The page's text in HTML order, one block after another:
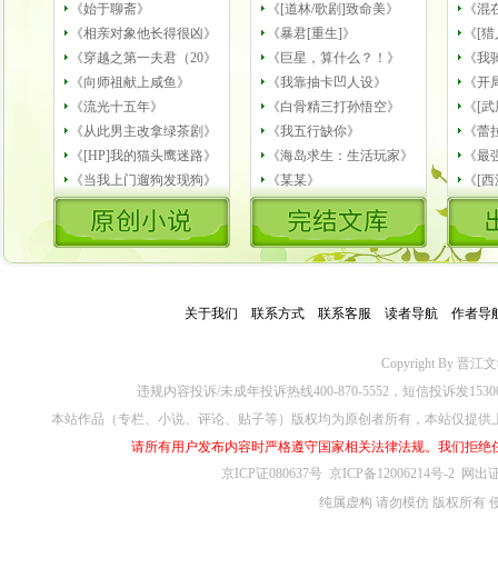
《始于聊斋》
《相亲对象他长得很凶》
《穿越之第一夫君（20》
《向师祖献上咸鱼》
《流光十五年》
《从此男主改拿绿茶剧》
《[HP]我的猫头鹰迷路》
《当我上门遛狗发现狗》
《[道林/歌剧]致命美》
《暴君[重生]》
《巨星，算什么？！》
《我靠抽卡凹人设》
《白骨精三打孙悟空》
《我五行缺你》
《海岛求生：生活玩家》
《某某》
《
《[
《
《
《[
《
《
《[
关于我们 联系方式 联系客服 读者导航 作者导
Copyright By 晋江
违规内容投诉/未成年投诉热线400-870-5552，短信投诉发
本站作品（专栏、小说、评论、贴子等）版权均为原创者所有，本站仅提
请所有用户发布内容时严格遵守国家相关法律法规。我们拒
京ICP证080637号 京ICP备12006214号-2 网出
纯属虚构 请勿模仿 版权所有